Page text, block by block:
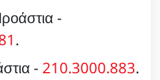
-
.
- 210.3000.883.